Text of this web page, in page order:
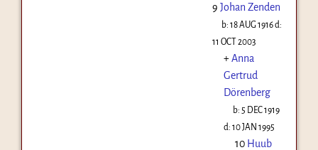
9 Johan Zenden
b:18 AUG 1916d:
11 OCT 2003
+Anna
Gertrud
Dörenberg
b: 5 DEC 1919
d: 10 JAN 1995
10 Huub